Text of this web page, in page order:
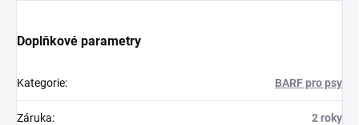
Doplňkové parametry
Kategorie: BARF pro psy
Záruka: 2 roky